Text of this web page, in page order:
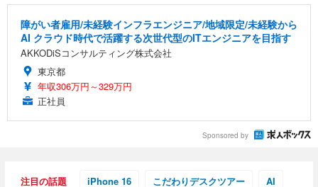
障がい者雇用/未経験インフラエンジニア/地域限定/未経験から
AI クラウド時代で活躍する次世代型のITエンジニアを目指す
AKKODiSコンサルティング株式会社
東京都
年収306万円～329万円
正社員
Sponsored by
注目の話題 iPhone 16 こだわりデスクツアー AI